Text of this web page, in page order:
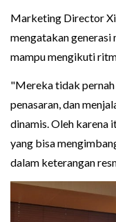
Marketing Director
mengatakan
mampu mengikuti
"Mereka tidak
penasaran, dan
dinamis. Oleh karena
yang bisa
dalam keterangan